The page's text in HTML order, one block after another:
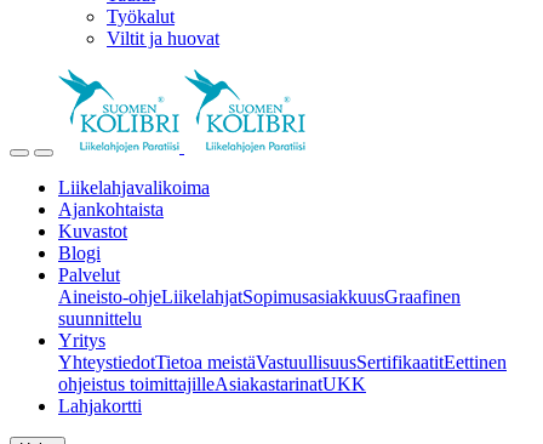
Työkalut
Viltit ja huovat
Liikelahjavalikoima
Ajankohtaista
Kuvastot
Blogi
Palvelut
Aineisto-ohjeLiikelahjatSopimusasiakkuusGraafinen
suunnittelu
Yritys
YhteystiedotTietoa meistäVastuullisuusSertifikaatitEettinen
ohjeistus toimittajilleAsiakastarinatUKK
Lahjakortti